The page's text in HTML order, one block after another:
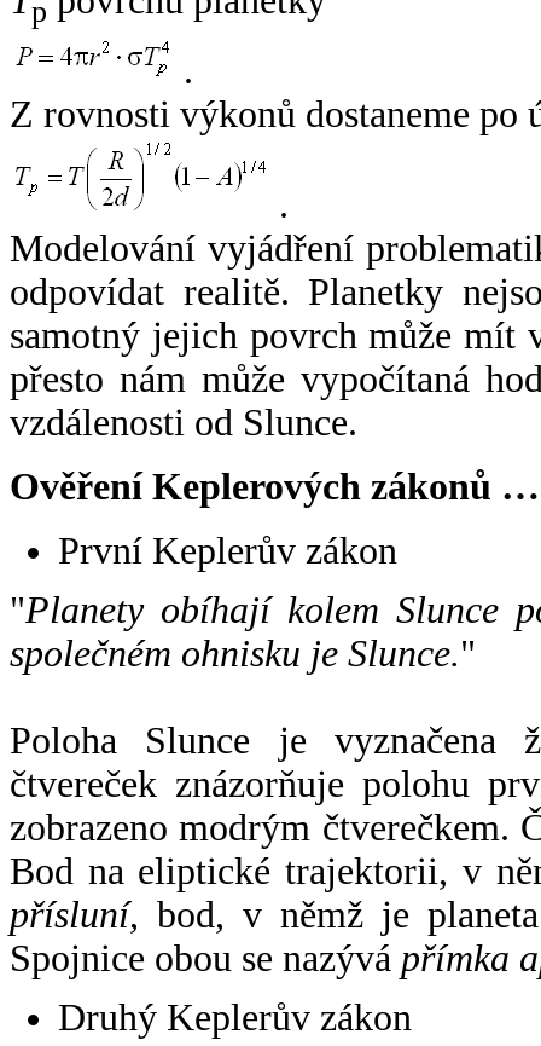
p
.
Z rovnosti výkonů dostaneme po
.
Modelování vyjádření
odpovídat realitě. Planetky
samotný jejich povrch může mít
přesto nám může vypočítaná
vzdálenosti od Slunce.
Ověření Keplerových zákonů …
První Keplerův zákon
"Planety obíhají kolem Slunce
společném ohnisku je Slunce."
Poloha Slunce je vyznačena
čtvereček znázorňuje polohu
zobrazeno modrým čtverečkem.
Bod na eliptické trajektorii, v
přísluní, bod, v němž je
Spojnice obou se nazývá přímka
Druhý Keplerův zákon